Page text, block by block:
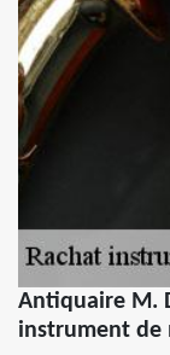
Antiquaire M.
instrument de